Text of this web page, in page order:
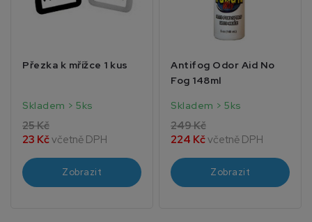
Přezka k mřížce 1 kus
Skladem > 5ks
25 Kč
23 Kčvčetně DPH
Zobrazit
Antifog Odor Aid No
Fog 148ml
Skladem > 5ks
249 Kč
224 Kčvčetně DPH
Zobrazit